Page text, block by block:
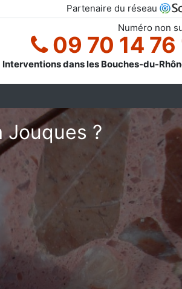
Partenaire du réseau
Numéro non
09 70 14 76
Interventions dans les Bouches-du-
Jouques ?